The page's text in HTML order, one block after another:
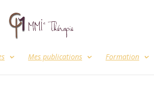
Mes publications Formation